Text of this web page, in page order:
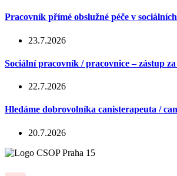
Pracovník přímé obslužné péče v
23.7.2026
Sociální pracovník / pracovnice – zástup
22.7.2026
Hledáme dobrovolníka canisterapeuta /
20.7.2026